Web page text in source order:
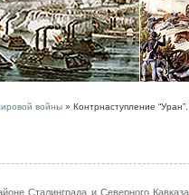
войны » Контрнаступление “Уран”.
Сталинграда и Северного